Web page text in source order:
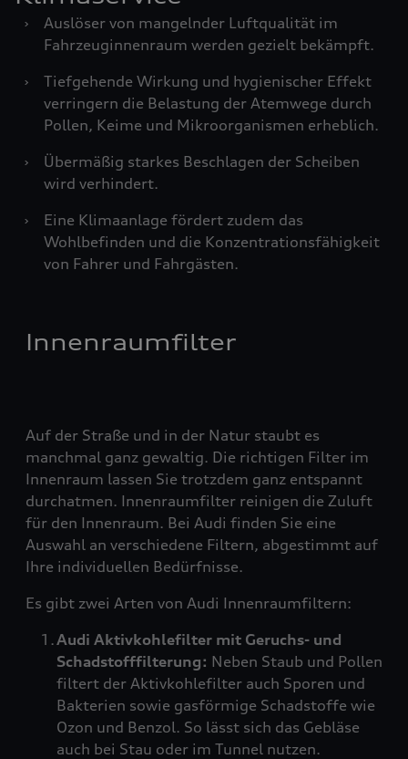
›
Auslöser von mangelnder Luftqualität im
Fahrzeuginnenraum werden gezielt bekämpft.
›
Tiefgehende Wirkung und hygienischer Effekt
verringern die Belastung der Atemwege durch
Pollen, Keime und Mikroorganismen erheblich.
›
Übermäßig starkes Beschlagen der Scheiben
wird verhindert.
›
Eine Klimaanlage fördert zudem das
Wohlbefinden und die Konzentrationsfähigkeit
von Fahrer und Fahrgästen.
Innenraumfilter
Auf der Straße und in der Natur staubt es
manchmal ganz gewaltig. Die richtigen Filter im
Innenraum lassen Sie trotzdem ganz entspannt
durchatmen. Innenraumfilter reinigen die Zuluft
für den Innenraum. Bei Audi finden Sie eine
Auswahl an verschiedene Filtern, abgestimmt auf
Ihre individuellen Bedürfnisse.
Es gibt zwei Arten von Audi Innenraumfiltern:
Audi Aktivkohlefilter mit Geruchs- und
Schadstofffilterung: Neben Staub und Pollen
filtert der Aktivkohlefilter auch Sporen und
Bakterien sowie gasförmige Schadstoffe wie
Ozon und Benzol. So lässt sich das Gebläse
auch bei Stau oder im Tunnel nutzen.